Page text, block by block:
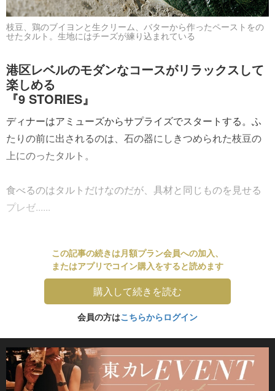
枝豆、鶏のブイヨンと生クリーム、バターから作ったペーストをの
せたタルト。生地にはチーズが練り込まれている
港区レベルのモダンなコースがリラックスして
楽しめる
『9 STORIES』
ディナーはアミューズからサプライズでスタートする。ふ
たりの前に出されるのは、石の器にしきつめられた枝豆の
上にのったタルト。
食べるのはタルトだけなのだが、具材と同じものを見せる
プレゼ......
この記事の続きは月額プラン会員への加入、
またはアプリでコイン購入をすると読めます
購入して続きを読む
会員の方はこちらからログイン